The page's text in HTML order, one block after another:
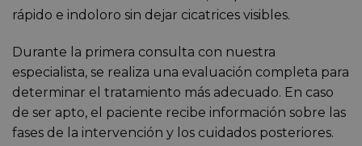
rápido e indoloro sin dejar cicatrices visibles.
Durante la primera consulta con nuestra
especialista, se realiza una evaluación completa para
determinar el tratamiento más adecuado. En caso
de ser apto, el paciente recibe información sobre las
fases de la intervención y los cuidados posteriores.